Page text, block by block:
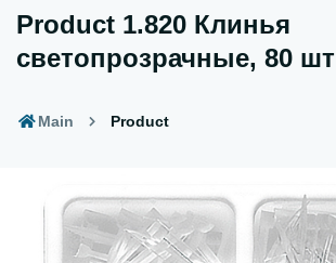
Product 1.820 Клинья
светопрозрачные, 80 шт
Main Product